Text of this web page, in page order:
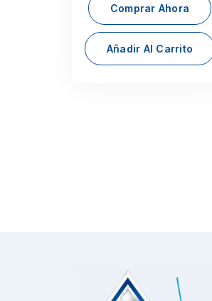
Comprar Ahora
Añadir Al Carrito